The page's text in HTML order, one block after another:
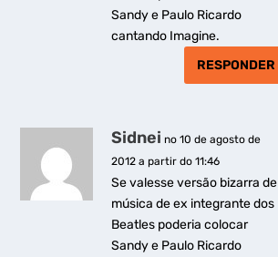
Sandy e Paulo Ricardo
cantando Imagine.
RESPONDER
Sidnei no 10 de agosto de
2012 a partir do 11:46
Se valesse versão bizarra de
música de ex integrante dos
Beatles poderia colocar
Sandy e Paulo Ricardo